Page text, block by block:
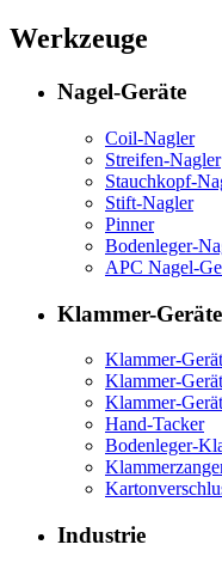
Werkzeuge
Nagel-Geräte
Coil-Nagler
Streifen-Nagler
Stauchkopf-
Stift-Nagler
Pinner
Bodenleger-
APC Nagel-
Klammer-Geräte
Klammer-
Klammer-
Klammer-
Hand-Tacker
Bodenleger-
Industrie